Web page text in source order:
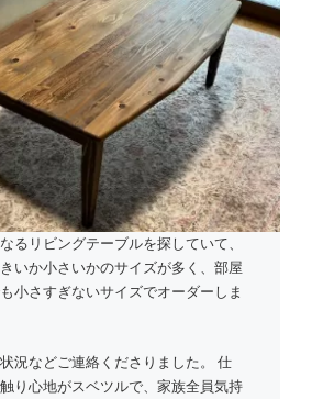
るリビングテーブルを探していて、
いか小さいかのサイズが多く、部屋
小さすぎないサイズでオーダーしま
況などご連絡くださりました。 仕
り心地がスベツルで、家族全員気持